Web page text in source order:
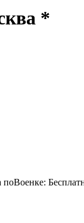
*
поВоенке: